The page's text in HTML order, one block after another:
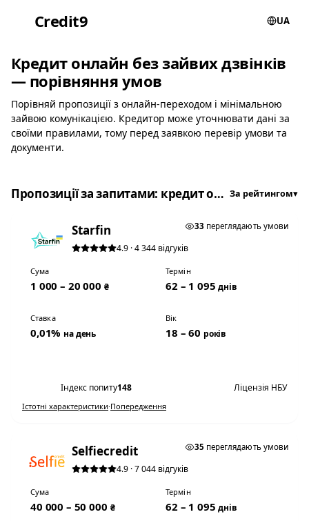
Credit9 UA
Кредит онлайн без зайвих дзвінків
— порівняння умов
Порівняй пропозиції з онлайн-переходом і мінімальною
зайвою комунікацією. Кредитор може уточнювати дані за
своїми правилами, тому перед заявкою перевір умови та
документи.
Пропозиції за запитами: кредит онлайн, мікрозайм онлайн, позика на картку За рейтингом▾
33 переглядають умови
Starfin
4.9 · 4 344 відгуків
Сума
1 000 – 20 000 ₴
Термін
62 – 1 095днів
Ставка
0,01% на день
Вік
18 – 60 років
Індекс попиту148 Ліцензія НБУ
Істотні характеристики·Попередження
35 переглядають умови
Selfiecredit
4.9 · 7 044 відгуків
Сума
40 000 – 50 000 ₴
Термін
62 – 1 095днів